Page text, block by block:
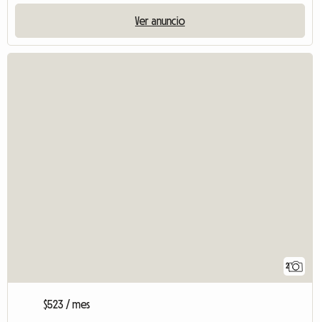
Ver anuncio
2
$523 / mes